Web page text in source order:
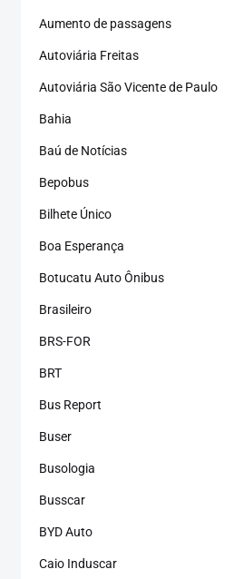
Aumento de passagens
Autoviária Freitas
Autoviária São Vicente de Paulo
Bahia
Baú de Notícias
Bepobus
Bilhete Único
Boa Esperança
Botucatu Auto Ônibus
Brasileiro
BRS-FOR
BRT
Bus Report
Buser
Busologia
Busscar
BYD Auto
Caio Induscar